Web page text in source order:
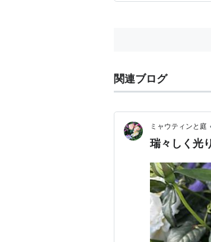
関連ブログ
ミャウティンと庭
瑞々しく光